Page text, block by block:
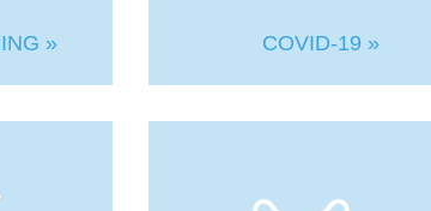
» COVID-19 »